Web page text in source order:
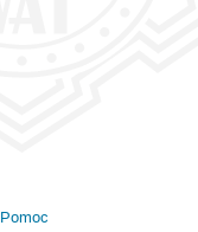
Pomoc